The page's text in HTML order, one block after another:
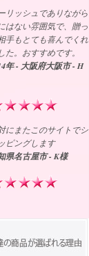
リッシュでありながら
はない雰囲気で、贈っ
手もとても喜んでくれ
た。おすすめです。
年 - 大阪府大阪市 - H
にまたこのサイトでシ
ピングします
県名古屋市 - K様